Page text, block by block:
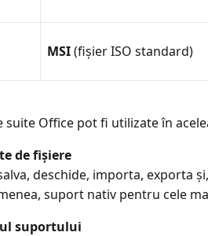
MSI(fișier ISO standard)
suite Office pot fi utilizate în
de fișiere
deschide, importa, exporta
suport nativ pentru cele
suportului